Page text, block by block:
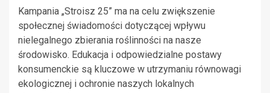
Kampania „Stroisz 25” ma na celu zwiększenie
społecznej świadomości dotyczącej wpływu
nielegalnego zbierania roślinności na nasze
środowisko. Edukacja i odpowiedzialne postawy
konsumenckie są kluczowe w utrzymaniu równowagi
ekologicznej i ochronie naszych lokalnych